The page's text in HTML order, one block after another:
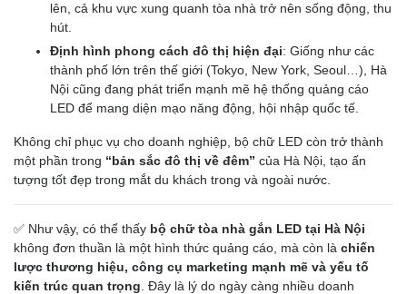
lên, cả khu vực xung quanh tòa nhà trở nên sống động, thu
hút.
Định hình phong cách đô thị hiện đại: Giống như các
thành phố lớn trên thế giới (Tokyo, New York, Seoul…), Hà
Nội cũng đang phát triển mạnh mẽ hệ thống quảng cáo
LED để mang diện mạo năng động, hội nhập quốc tế.
Không chỉ phục vụ cho doanh nghiệp, bộ chữ LED còn trở thành
một phần trong “bản sắc đô thị về đêm” của Hà Nội, tạo ấn
tượng tốt đẹp trong mắt du khách trong và ngoài nước.
✅ Như vậy, có thể thấy bộ chữ tòa nhà gắn LED tại Hà Nội
không đơn thuần là một hình thức quảng cáo, mà còn là chiến
lược thương hiệu, công cụ marketing mạnh mẽ và yếu tố
kiến trúc quan trọng . Đây là lý do ngày càng nhiều doanh